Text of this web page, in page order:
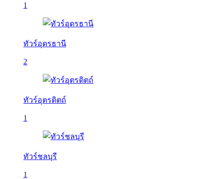
1
ทัวร์อุดรธานี
2
ทัวร์อุตรดิตถ์
1
ทัวร์ชลบุรี
1